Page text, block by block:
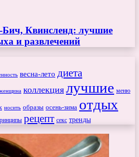
Квинсленд: лучшие
и развлечений
весна-лето диета
коллекция лучшие меню
носить образы осень-зима отдых
рецепт секс тренды